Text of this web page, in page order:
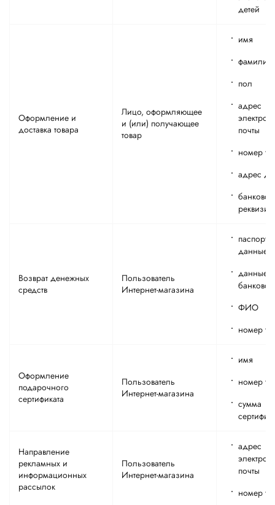
детей
Оформление и
доставка товара
Лицо, оформляющее
и (или) получающее
товар
имя
фамилия
пол
адрес
почты
номер
адрес
Возврат денежных
средств
Пользователь
Интернет-магазина
данные
данные
ФИО
номер
Оформление
подарочного
сертификата
Пользователь
Интернет-магазина
имя
номер
сумма
Направление
рекламных и
информационных
рассылок
Пользователь
Интернет-магазина
адрес
почты
номер